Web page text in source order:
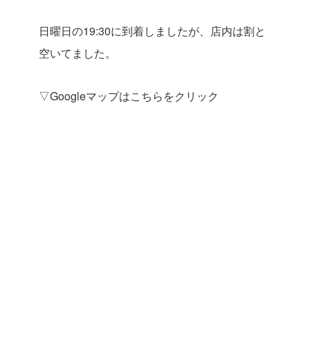
日曜日の19:30に到着しましたが、店内は割と
空いてました。
▽Googleマップはこちらをクリック